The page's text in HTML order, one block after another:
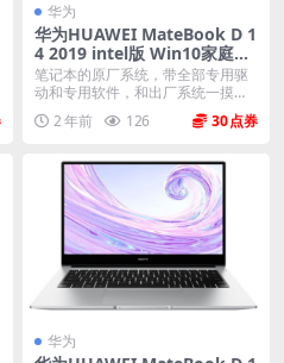
华为
华为HUAWEI MateBook D 1
4 2019 intel版 Win10家庭中
文版 原厂oem系统
笔记本的原厂系统，带全部专用驱
动和专用软件，和出厂系统一摸一
样。不带一键还原功能...
2 年前 126 30
华为